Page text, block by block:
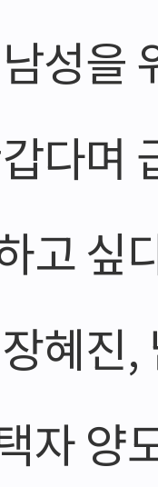
성을
다며
고 싶
진, 남자
자 양